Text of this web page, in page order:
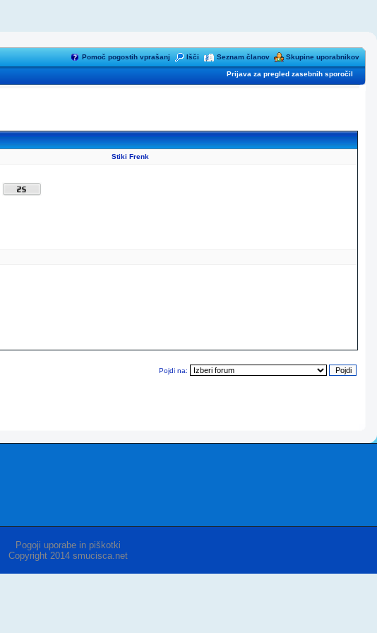
Pomoč pogostih vprašanj Išči Seznam članov Skupine uporabnikov
Prijava za pregled zasebnih sporočil
Stiki Frenk
Pojdi na:
Pogoji uporabe in piškotki
Copyright 2014 smucisca.net